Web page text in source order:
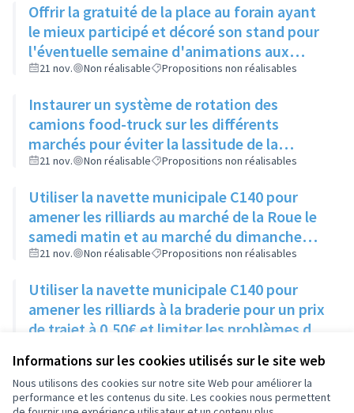
Informations sur les cookies utilisés sur le site web
Nous utilisons des cookies sur notre site Web pour améliorer la
performance et les contenus du site. Les cookies nous permettent
matin
Offrir la gratuité de la place au forain ayant
le mieux participé et décoré son stand pour
l'éventuelle semaine d'animations aux
marchés
21 nov. Non réalisable Propositions non réalisables
Instaurer un système de rotation des
camions food-truck sur les différents
marchés pour éviter la lassitude de la
clientèle
21 nov. Non réalisable Propositions non réalisables
Utiliser la navette municipale C140 pour
amener les rilliards au marché de la Roue le
samedi matin et au marché du dimanche
matin, pour un prix de trajet à 0,50€
21 nov. Non réalisable Propositions non réalisables
Utiliser la navette municipale C140 pour
amener les rilliards à la braderie pour un prix
de trajet à 0,50€ et limiter les problèmes de